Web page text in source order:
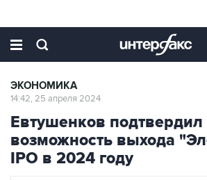
ЭКОНОМИКА
14:42, 25 апреля 2024
Евтушенков подтвердил
возможность выхода
IPO в 2024 году